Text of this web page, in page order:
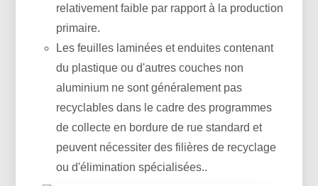
relativement faible par rapport à la production
primaire.
Les feuilles laminées et enduites contenant
du plastique ou d'autres couches non
aluminium ne sont généralement pas
recyclables dans le cadre des programmes
de collecte en bordure de rue standard et
peuvent nécessiter des filières de recyclage
ou d'élimination spécialisées..